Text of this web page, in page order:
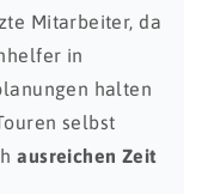
Mitarbeiter, da
in
halten
selbst
ausreichen Zeit